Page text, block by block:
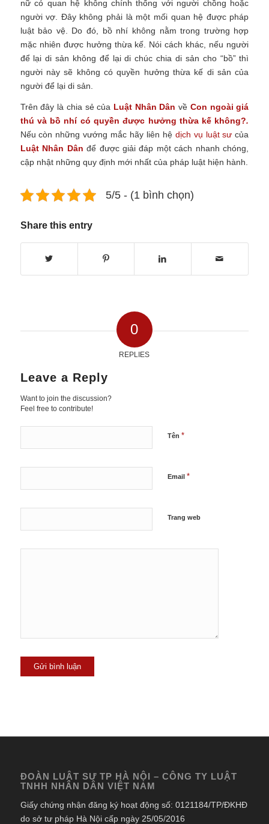
nữ có quan hệ không chính thống với người chồng hoặc
người vợ. Đây không phải là một mối quan hệ được pháp
luật bảo vệ. Do đó, bồ nhí không nằm trong trường hợp
mặc nhiên được hưởng thừa kế. Nói cách khác, nếu người
để lại di sản không để lại di chúc chia di sản cho “bồ” thì
người này sẽ không có quyền hưởng thừa kế di sản của
người để lại di sản.
Trên đây là chia sẻ của Luật Nhân Dân về Con ngoài giá
thú và bồ nhí có quyền được hưởng thừa kế không?.
Nếu còn những vướng mắc hãy liên hệ dịch vụ luật sư của
Luật Nhân Dân để được giải đáp một cách nhanh chóng,
cập nhật những quy định mới nhất của pháp luật hiện hành.
5/5 - (1 bình chọn)
Share this entry
0
REPLIES
Leave a Reply
Want to join the discussion?
Feel free to contribute!
Tên *
Email *
Trang web
ĐOÀN LUẬT SƯ TP HÀ NỘI – CÔNG TY LUẬT
TNHH NHÂN DÂN VIỆT NAM
Giấy chứng nhận đăng ký hoạt động số: 0121184/TP/ĐKHĐ
do sở tư pháp Hà Nội cấp ngày 25/05/2016